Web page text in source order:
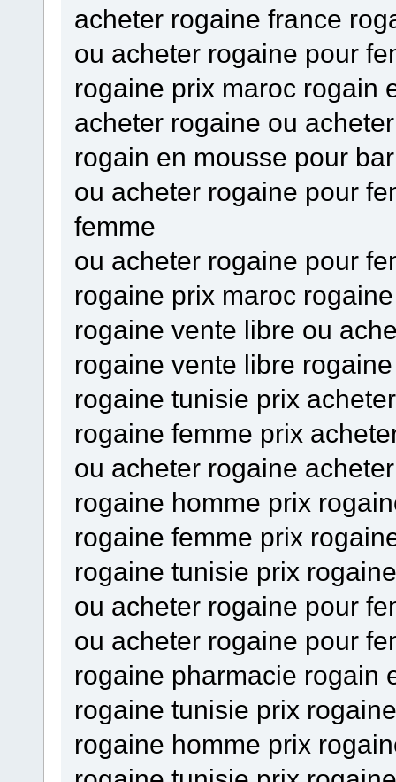
acheter rogaine france
ou acheter rogaine pour
rogaine prix maroc rogain
acheter rogaine ou
rogain en mousse pour
ou acheter rogaine pour
femme
ou acheter rogaine pour
rogaine prix maroc
rogaine vente libre ou
rogaine vente libre
rogaine tunisie prix
rogaine femme prix
ou acheter rogaine
rogaine homme prix
rogaine femme prix
rogaine tunisie prix
ou acheter rogaine pour
ou acheter rogaine pour
rogaine pharmacie rogain
rogaine tunisie prix
rogaine homme prix